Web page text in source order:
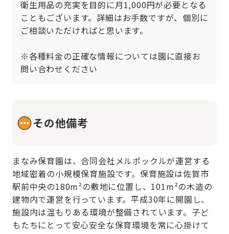
衛生用品の充実を目的に月1,000円が必要となる
こともございます。詳細はお手数ですが、個別に
ご相談いただければと思います。
※各種料金の正確な情報については園に直接お
問い合わせください
その他備考
まなみ保育園は、合同会社メルポックルが運営する
地域密着の小規模保育施設です。保育施設は佐賀市
駅前中央の180m²の敷地に位置し、101m²の木造の
建物内で運営を行っています。平成30年に開園し、
施設内は温もりある環境が整備されています。子ど
もたちにとって安心安全な保育環境を常に心掛けて